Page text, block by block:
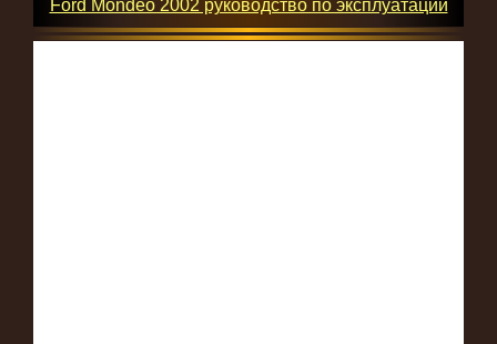
Ford Mondeo 2002 руководство по эксплуатации